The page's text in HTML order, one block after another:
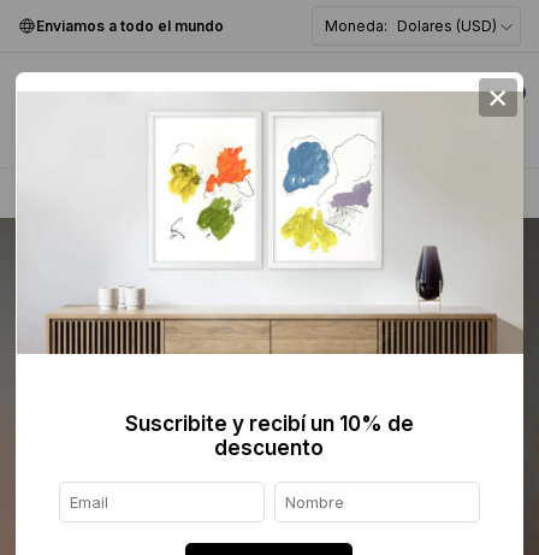
Enviamos a todo el mundo Moneda: Dolares (USD)
0
Abstracta >
×
Suscribite y recibí un 10% de
descuento